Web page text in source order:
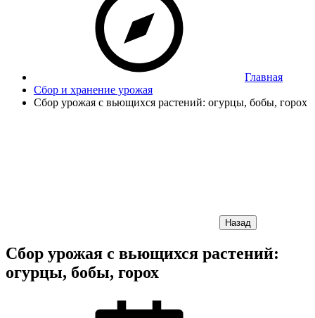
Главная
Сбор и хранение урожая
Сбор урожая с вьющихся растений: огурцы, бобы, горох
Назад
Сбор урожая с вьющихся растений:
огурцы, бобы, горох